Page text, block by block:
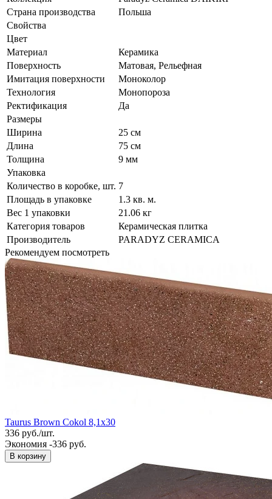
Страна производства
Польша
Свойства
Цвет
Материал
Керамика
Поверхность
Матовая, Рельефная
Имитация поверхности
Моноколор
Технология
Монопороза
Ректификация
Да
Размеры
Ширина
25 см
Длина
75 см
Толщина
9 мм
Упаковка
Количество в коробке, шт. 7
Площадь в упаковке
1.3 кв. м.
Вес 1 упаковки
21.06 кг
Категория товаров
Керамическая плитка
Производитель
PARADYZ CERAMICA
Рекомендуем посмотреть
Taurus Brown Cokol 8,1x30
336 руб./шт.
Экономия -336 руб.
В корзину